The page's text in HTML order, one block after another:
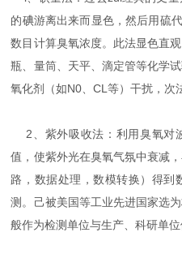
的碘游离出来而显色，然后用硫
数目计算臭氧浓度。此法显色直
瓶、量筒、天平、滴定管等化学
氧化剂（如N0、CL等）干扰，次
2、紫外吸收法：利用臭氧对
值，使紫外光在臭氧气氛中衰减
路，数据处理，数模转换）得到
测。己被美国等工业先进国家选
般作为检测单位与生产、科研单位